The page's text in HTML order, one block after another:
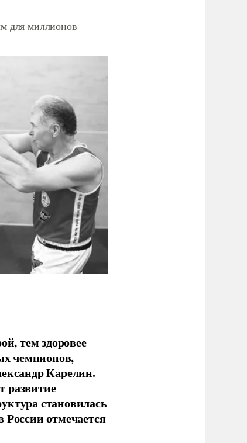
для миллионов
тем здоровее
чемпионов,
Карелин.
развитие
становилась
отмечается